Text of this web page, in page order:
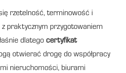
rzetelność, terminowość i
praktycznym przygotowaniem
dlatego certyfikat
otwierać drogę do współpracy
nieruchomości, biurami